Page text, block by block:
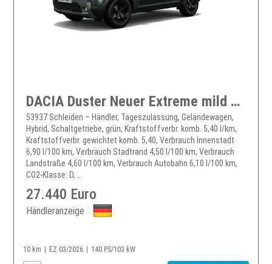
DACIA Duster Neuer Extreme mild hybrid 140
53937 Schleiden – Händler, Tageszulassung, Geländewagen,
Hybrid, Schaltgetriebe, grün, Kraftstoffverbr. komb. 5,40 l/km,
Kraftstoffverbr. gewichtet komb. 5,40, Verbrauch Innenstadt
6,90 l/100 km, Verbrauch Stadtrand 4,50 l/100 km, Verbrauch
Landstraße 4,60 l/100 km, Verbrauch Autobahn 6,10 l/100 km,
CO2-Klasse: D, ...
27.440 Euro
Händleranzeige
10 km EZ 03/2026 140 PS/103 kW